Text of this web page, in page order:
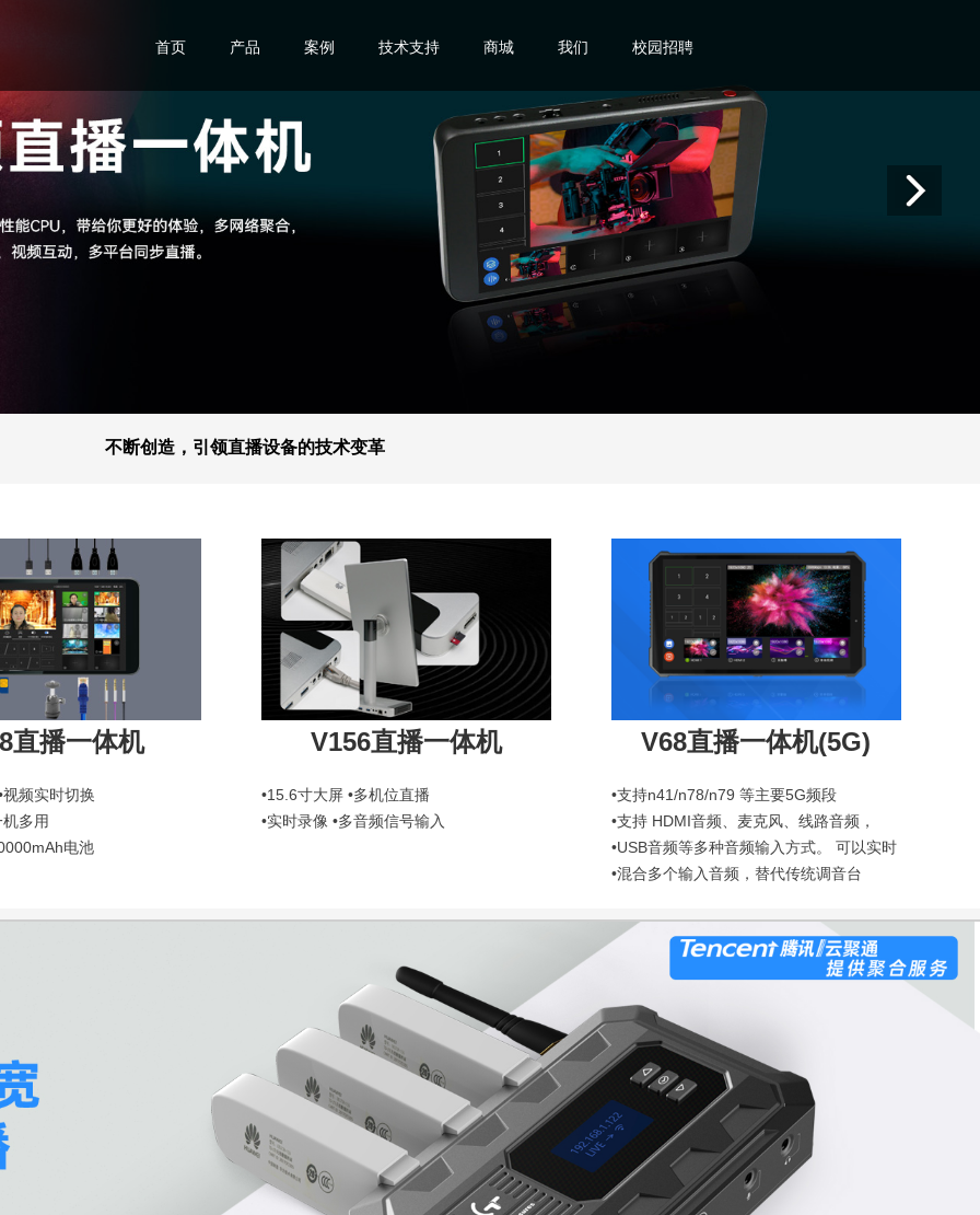
首页 产品 案例 技术支持 商城 我们 校园招聘
不断创造，引领直播设备的技术变革
直播一体机
视频实时切换
机多用
电池
V156直播一体机
•15.6寸大屏 •多机位直播
•实时录像 •多音频信号输入
V68直播一体机(5G)
•支持n41/n78/n79 等主要5G频段
•支持 HDMI音频、麦克风、线路音频，
•USB音频等多种音频输入方式。 可以实时
•混合多个输入音频，替代传统调音台